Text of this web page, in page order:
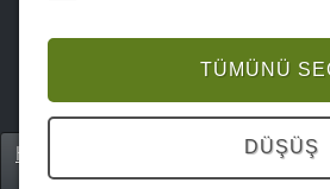
Home
Hediyelik Eşya | Hediyeler |
TÜMÜNÜ
DÜŞÜŞ